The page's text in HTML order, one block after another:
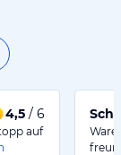
4,5 / 6
auf